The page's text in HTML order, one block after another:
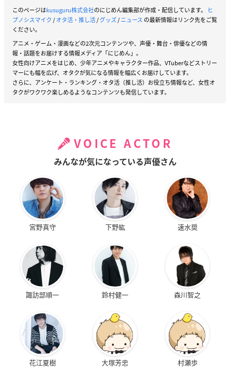
このページはkusuguru株式会社のにじめん編集部が作成・配信しています。
ヒ
プノシスマイク/オタ活・推し活/グッズ/ニュース の最新情報はリンク先をご覧
ください。
アニメ・ゲーム・漫画などの2次元コンテンツや、声優・舞台・俳優などの情
報・話題をお届けする情報メディア「にじめん」。
女性向けアニメをはじめ、少年アニメやキャラクター作品、VTuberなどストリー
マーにも幅を広げ、オタクが気になる情報を幅広くお届けしています。
さらに、アンケート・ランキング・オタ活（推し活）お役立ち情報など、女性オ
タクがワクワク楽しめるようなコンテンツも発信しています。
VOICE ACTOR
みんなが気になっている声優さん
宮野真守 下野紘 速水奨
諏訪部順一 鈴村健一 森川智之
花江夏樹 大塚芳忠 村瀬歩